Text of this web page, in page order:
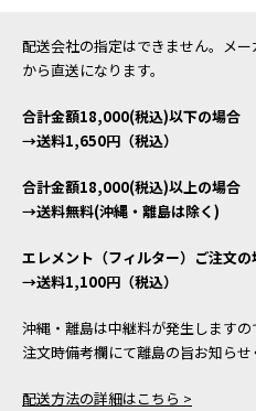
配送会社の指定はできません。メ
から直送になります。
合計金額18,000(税込)以下の場合
→送料1,650円（税込）
合計金額18,000(税込)以上の場合
→送料無料(沖縄・離島は除く)
エレメント（フィルター）ご注文の
→送料1,100円（税込）
沖縄・離島は中継料が発生しますの
注文時備考欄にて離島の旨お知らせ
配送方法の詳細はこちら >